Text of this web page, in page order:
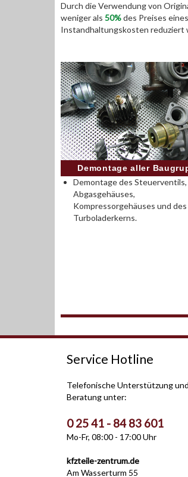
Durch die Verwendung von
weniger als 50%des Preises
Instandhaltungskosten reduziert
Demontage aller
Demontage des Steuerventils,
Abgasgehäuses,
Kompressorgehäuses und des
Turboladerkerns.
Service Hotline
Telefonische Unterstützung und
Beratung unter:
0 25 41 - 84 83 601
Mo-Fr, 08:00 - 17:00 Uhr
kfzteile-zentrum.de
Am Wasserturm 55